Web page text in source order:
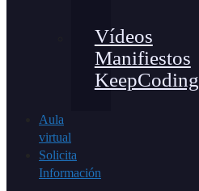
Vídeos
Manifiestos
KeepCoding
Aula
virtual
Solicita
Información